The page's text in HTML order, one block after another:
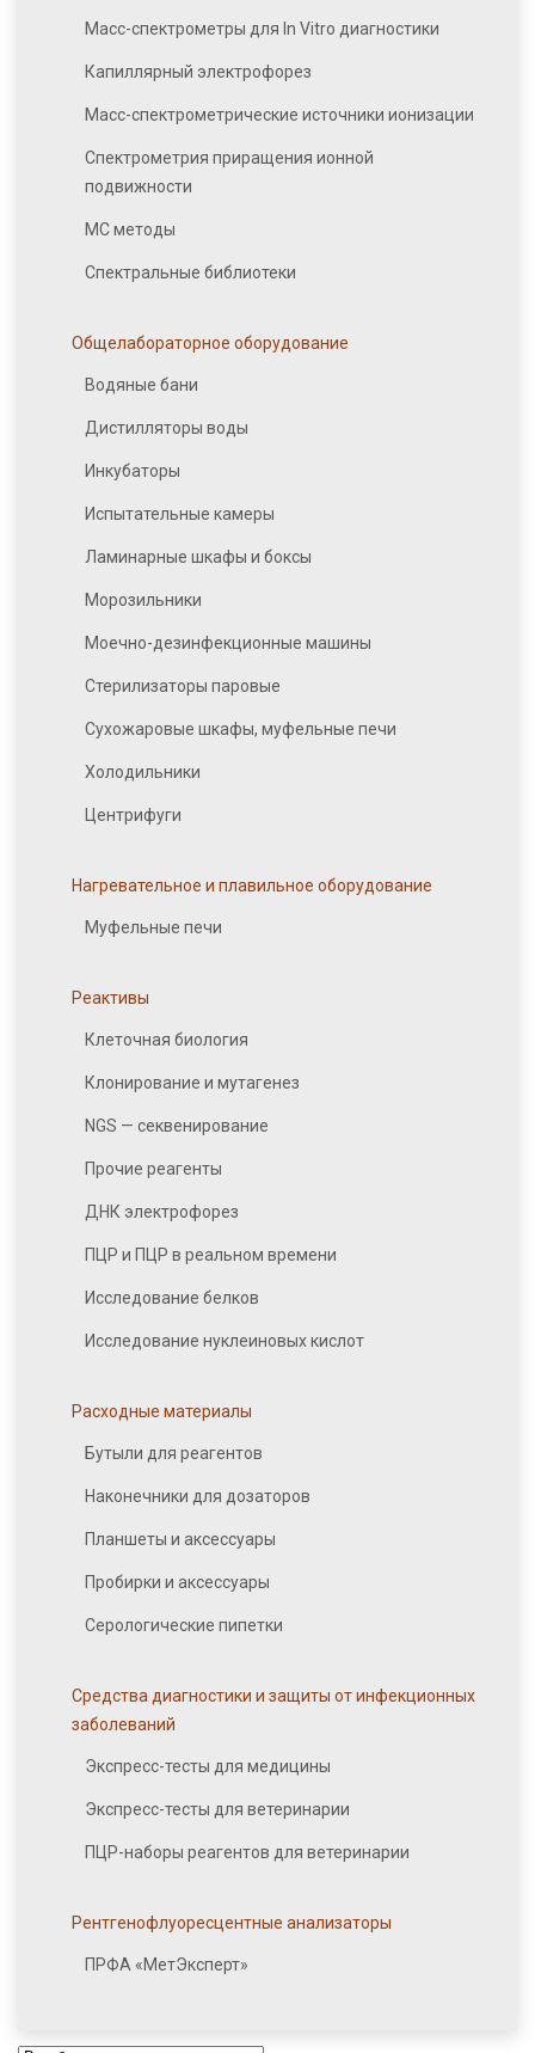
Масс-спектрометры для In Vitro диагностики
Капиллярный электрофорез
Масс-спектрометрические источники ионизации
Спектрометрия приращения ионной
подвижности
МС методы
Спектральные библиотеки
Общелабораторное оборудование
Водяные бани
Дистилляторы воды
Инкубаторы
Испытательные камеры
Ламинарные шкафы и боксы
Морозильники
Моечно-дезинфекционные машины
Стерилизаторы паровые
Сухожаровые шкафы, муфельные печи
Холодильники
Центрифуги
Нагревательное и плавильное оборудование
Муфельные печи
Реактивы
Клеточная биология
Клонирование и мутагенез
NGS — секвенирование
Прочие реагенты
ДНК электрофорез
ПЦР и ПЦР в реальном времени
Исследование белков
Исследование нуклеиновых кислот
Расходные материалы
Бутыли для реагентов
Наконечники для дозаторов
Планшеты и аксессуары
Пробирки и аксессуары
Серологические пипетки
Средства диагностики и защиты от инфекционных
заболеваний
Экспресс-тесты для медицины
Экспресс-тесты для ветеринарии
ПЦР-наборы реагентов для ветеринарии
Рентгенофлуоресцентные анализаторы
ПРФА «МетЭксперт»